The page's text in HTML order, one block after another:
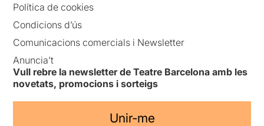
Política de cookies
Condicions d’ús
Comunicacions comercials i Newsletter
Anuncia’t
Vull rebre la newsletter de Teatre Barcelona amb les
novetats, promocions i sorteigs
Unir-me